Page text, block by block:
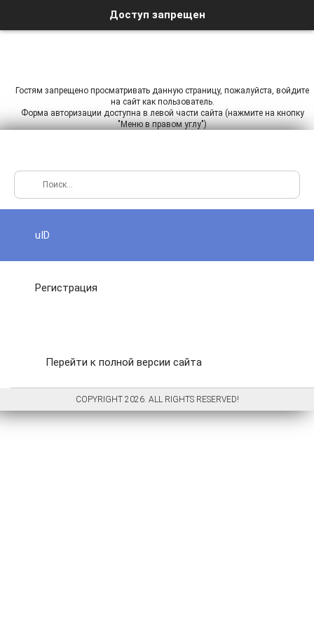
Доступ запрещен
Гостям запрещено просматривать данную страницу, пожалуйста, войдите
на сайт как пользователь.
Форма авторизации доступна в левой части сайта (нажмите на кнопку
"Меню в правом углу")
uID
Регистрация
Перейти к полной версии сайта
COPYRIGHT 2026. ALL RIGHTS RESERVED!